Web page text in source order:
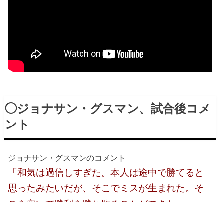
◯ジョナサン・グスマン、試合後コメ
ント
ジョナサン・グスマンのコメント
「和気は過信しすぎた。本人は途中で勝てると
思ったみたいだが、そこでミスが生まれた。そ